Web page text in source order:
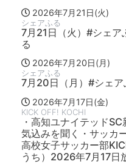
2026年7月21日(火)
シェアふる
7月21日（火）#シェ
る
2026年7月20日(月)
シェアふる
7月20日（月）#シェ
2026年7月17日(金)
KICK OFF! KOCHI
・高知ユナイテッド
気込みを聞く・サッ
高校女子サッカー部
うち）2026年7月17日